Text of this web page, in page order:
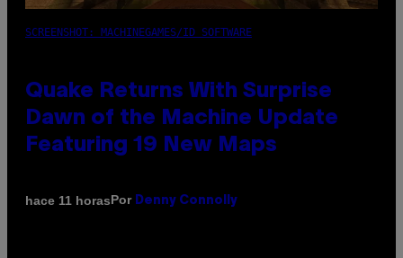
SCREENSHOT: MACHINEGAMES/ID SOFTWARE
Quake Returns With Surprise
Dawn of the Machine Update
Featuring 19 New Maps
hace 11 horasPor Denny Connolly